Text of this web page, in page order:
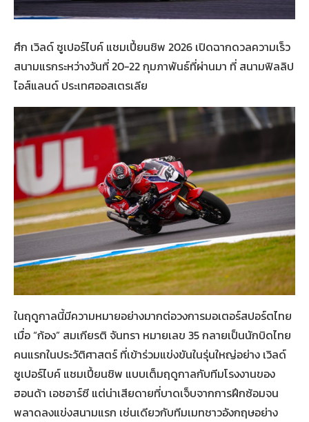
ศึก เวิลด์ ซูเปอร์ไบค์ แชมเปี้ยนชิพ 2026 เปิดฉากดวลความเร็ว
สนามแรกระหว่างวันที่ 20-22 กุมภาพันธ์ที่ผ่านมา ที่ สนามฟิลลิป
ไอส์แลนด์ ประเทศออสเตรเลีย
ในฤดูกาลนี้มีความหมายอย่างมากต่อวงการมอเตอร์สปอร์ตไทย
เมื่อ “ก้อง” สมเกียรติ จันทรา หมายเลข 35 กลายเป็นนักบิดไทย
คนแรกในประวัติศาสตร์ ที่เข้าร่วมแข่งขันในรุ่นใหญ่อย่าง เวิลด์
ซูเปอร์ไบค์ แชมเปี้ยนชิพ แบบเต็มฤดูกาลกับทีมโรงงานของ
ฮอนด้า เอชอาร์ซี แต่น่าเสียดายที่บาดเจ็บจากการฝึกซ้อมจน
พลาดลงแข่งสนามแรก เช่นเดียวกับทีมเมทชาวอังกฤษอย่าง